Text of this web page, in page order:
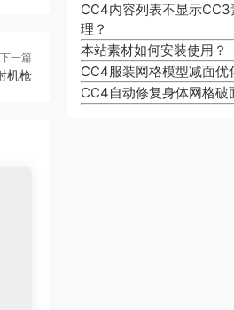
下一篇
机枪
CC4内容列表不显示CC3
理？
本站素材如何安装使用？
CC4服装网格模型减面优
CC4自动修复身体网格破